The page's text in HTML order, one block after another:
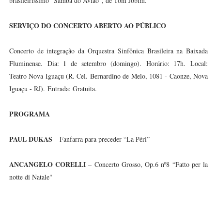
SERVIÇO DO CONCERTO ABERTO AO PÚBLICO
Concerto de integração da Orquestra Sinfônica Brasileira na Baixada
Fluminense. Dia: 1 de setembro (domingo). Horário: 17h.Local:
Teatro Nova Iguaçu (R. Cel. Bernardino de Melo, 1081 - Caonze, Nova
Iguaçu - RJ). Entrada: Gratuita.
PROGRAMA
PAUL DUKAS – Fanfarra para preceder “La Péri”
ANCANGELO CORELLI – Concerto Grosso, Op.6 nº8 “Fatto per la
notte di Natale"